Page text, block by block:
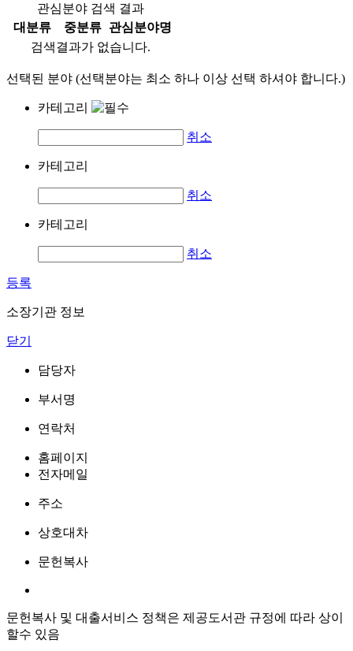
관심분야 검색 결과
대분류
중분류
관심분야명
검색결과가 없습니다.
선택된 분야 (선택분야는 최소 하나 이상 선택 하셔야 합니다.)
카테고리
취소
카테고리
취소
카테고리
취소
등록
소장기관 정보
닫기
담당자
부서명
연락처
홈페이지
전자메일
주소
상호대차
문헌복사
문헌복사 및 대출서비스 정책은 제공도서관 규정에 따라 상이
할수 있음